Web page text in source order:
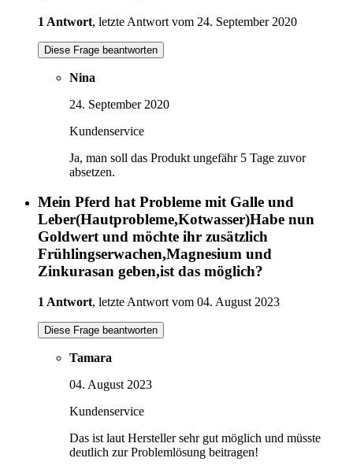
1 Antwort, letzte Antwort vom 24. September 2020
Diese Frage beantworten
Nina
24. September 2020
Kundenservice
Ja, man soll das Produkt ungefähr 5 Tage zuvor
absetzen.
Mein Pferd hat Probleme mit Galle und
Leber(Hautprobleme,Kotwasser)Habe nun
Goldwert und möchte ihr zusätzlich
Frühlingserwachen,Magnesium und
Zinkurasan geben,ist das möglich?
1 Antwort, letzte Antwort vom 04. August 2023
Diese Frage beantworten
Tamara
04. August 2023
Kundenservice
Das ist laut Hersteller sehr gut möglich und müsste
deutlich zur Problemlösung beitragen!